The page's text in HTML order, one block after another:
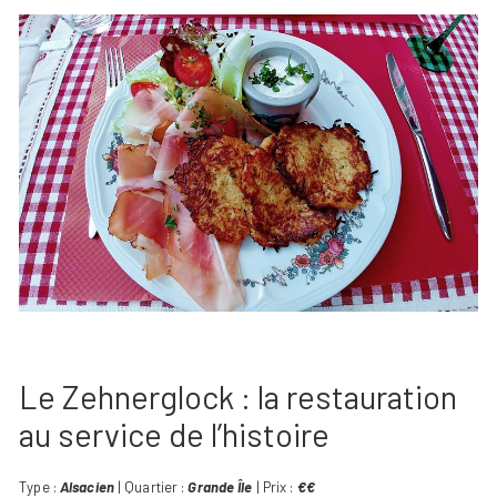
Le Zehnerglock : la restauration
au service de l’histoire
Type :Alsacien| Quartier :Grande Île | Prix : €€